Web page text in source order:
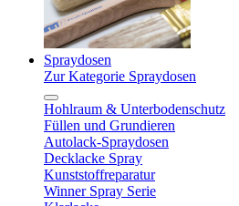
Spraydosen
Zur Kategorie Spraydosen
Hohlraum & Unterbodenschutz
Füllen und Grundieren
Autolack-Spraydosen
Decklacke Spray
Kunststoffreparatur
Winner Spray Serie